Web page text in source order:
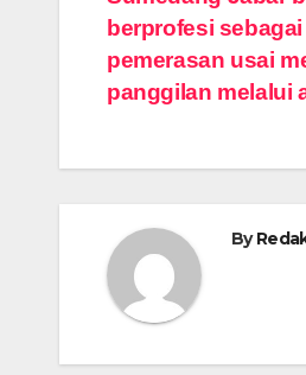
pos
berprofesi
pemerasan usai
panggilan melalui
By